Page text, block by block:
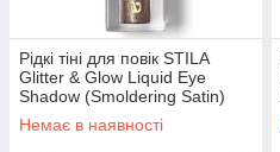
Рідкі тіні для повік STILA
Glitter & Glow Liquid Eye
Shadow (Smoldering Satin)
Немає в наявності